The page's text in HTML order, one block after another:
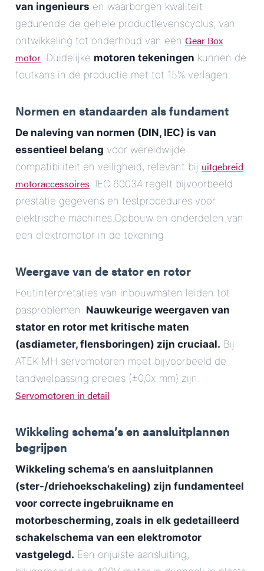
van ingenieurs en waarborgen kwaliteit
gedurende de gehele productlevenscyclus, van
ontwikkeling tot onderhoud van een Gear Box
motor. Duidelijke motoren tekeningen kunnen de
foutkans in de productie met tot 15% verlagen.
Normen en standaarden als fundament
De naleving van normen (DIN, IEC) is van
essentieel belang voor wereldwijde
compatibiliteit en veiligheid, relevant bij uitgebreid
motoraccessoires. IEC 60034 regelt bijvoorbeeld
prestatie gegevens en testprocedures voor
elektrische machines.Opbouw en onderdelen van
een elektromotor in de tekening
Weergave van de stator en rotor
Foutinterpretaties van inbouwmaten leiden tot
pasproblemen. Nauwkeurige weergaven van
stator en rotor met kritische maten
(asdiameter, flensboringen) zijn cruciaal. Bij
ATEK MH servomotoren moet bijvoorbeeld de
tandwielpassing precies (±0,0x mm) zijn.
Servomotoren in detail
Wikkeling schema’s en aansluitplannen
begrijpen
Wikkeling schema’s en aansluitplannen
(ster-/driehoekschakeling) zijn fundamenteel
voor correcte ingebruikname en
motorbescherming, zoals in elk gedetailleerd
schakelschema van een elektromotor
vastgelegd. Een onjuiste aansluiting,